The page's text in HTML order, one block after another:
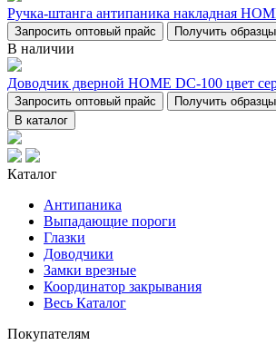
Ручка-штанга антипаника накладная
Запросить оптовый прайс Получить образцы
В наличии
Доводчик дверной НОМЕ DC-100 цвет
Запросить оптовый прайс
Получить образцы
В каталог
Каталог
Антипаника
Выпадающие пороги
Глазки
Доводчики
Замки врезные
Координатор закрывания
Весь Каталог
Покупателям